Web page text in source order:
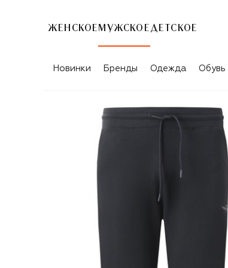
ЖЕНСКОЕ МУЖСКОЕ ДЕТСКОЕ
Новинки Бренды Одежда Обувь